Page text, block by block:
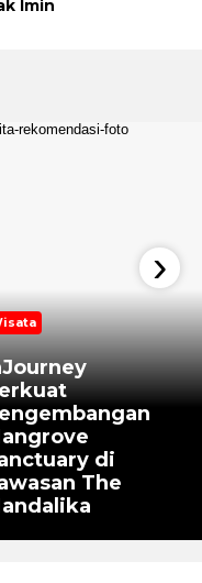
Imin
di
The
›